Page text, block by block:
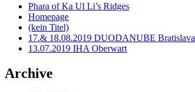
Phara of Ka Ul Li’s Ridges
Homepage
(kein Titel)
17.& 18.08.2019 DUODANUBE Bratislava
13.07.2019 IHA Oberwart
Archive